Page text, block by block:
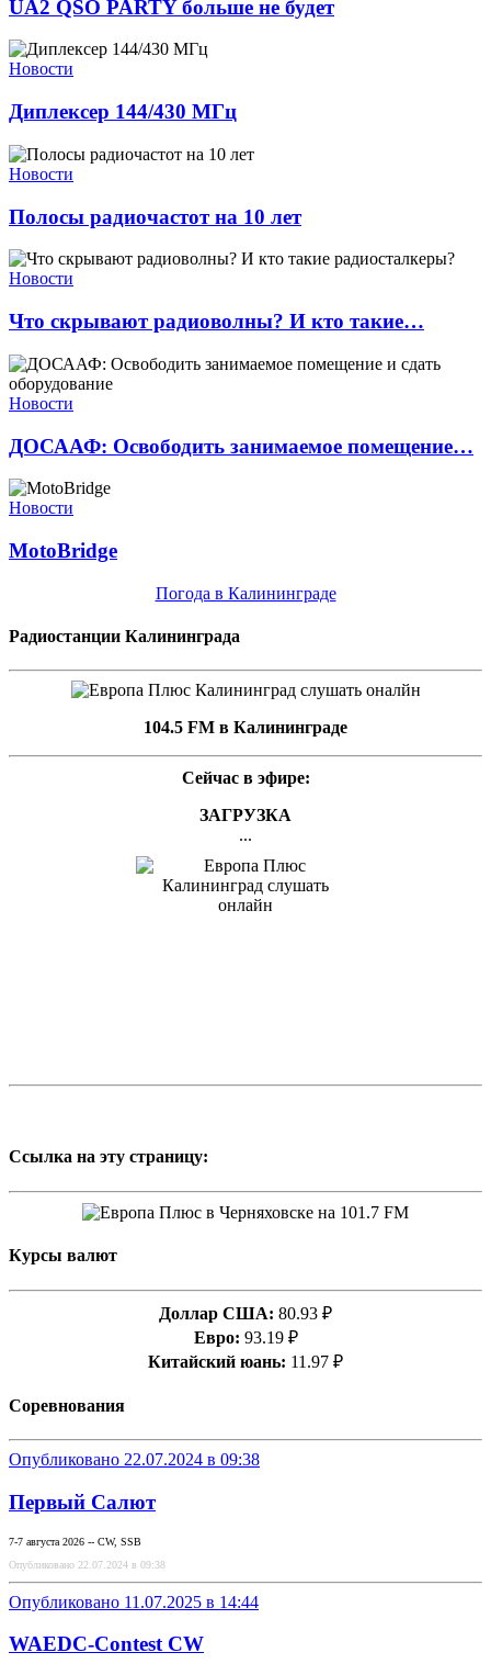
UA2 QSO PARTY больше не будет
Новости
Диплексер 144/430 МГц
Новости
Полосы радиочастот на 10 лет
Новости
Что скрывают радиоволны? И кто такие…
Новости
ДОСААФ: Освободить занимаемое помещение…
Новости
MotoBridge
Погода в Калининграде
Радиостанции Калининграда
104.5 FM в Калининграде
Сейчас в эфире:
ЗАГРУЗКА
...
Ссылка на эту страницу:
Курсы валют
Доллар США: 80.93 ₽
Евро: 93.19 ₽
Китайский юань: 11.97 ₽
Соревнования
Опубликовано 22.07.2024 в 09:38
Первый Салют
7-7 августа 2026 -- CW, SSB
Опубликовано 22.07.2024 в 09:38
Опубликовано 11.07.2025 в 14:44
WAEDC-Contest CW